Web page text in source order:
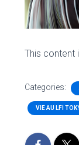
This content
Categories:
VIE AU LFI